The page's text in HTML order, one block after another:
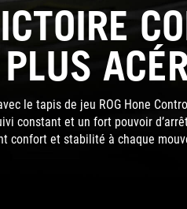
le tapis de jeu ROG Hone
constant et un fort pouvoir
confort et stabilité à chaque